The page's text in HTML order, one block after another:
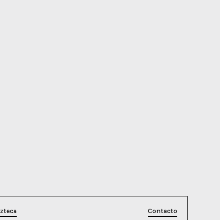
Contacto